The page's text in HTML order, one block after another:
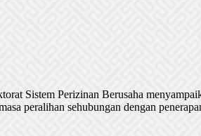
Sistem Perizinan Berusaha
peralihan sehubungan dengan